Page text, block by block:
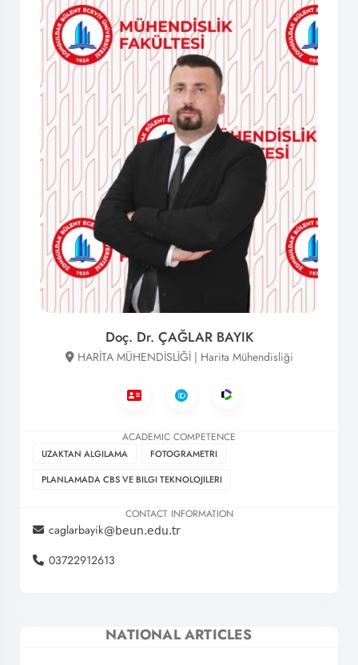
Doç. Dr. ÇAĞLAR BAYIK
HARİTA MÜHENDİSLİĞİ | Harita Mühendisliği
ACADEMIC COMPETENCE
UZAKTAN ALGILAMA
FOTOGRAMETRI
PLANLAMADA CBS VE BILGI TEKNOLOJILERI
CONTACT INFORMATION
caglarbayik
03722912613
NATIONAL ARTICLES